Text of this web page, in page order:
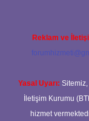
Reklam ve
Yasal Uyarı:
İletişim Kurumu
hizmet